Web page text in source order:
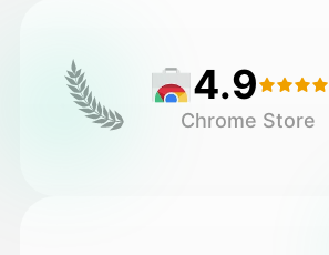
เครื่องมืออื่น ๆ 4.9
Chrome Store